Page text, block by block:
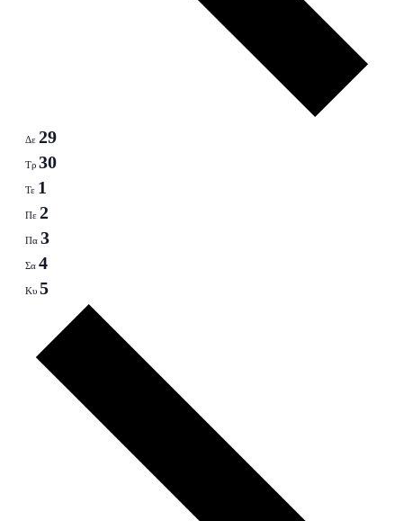
Δε 29
Τρ 30
Τε 1
Πε 2
Πα 3
Σα 4
Κυ 5